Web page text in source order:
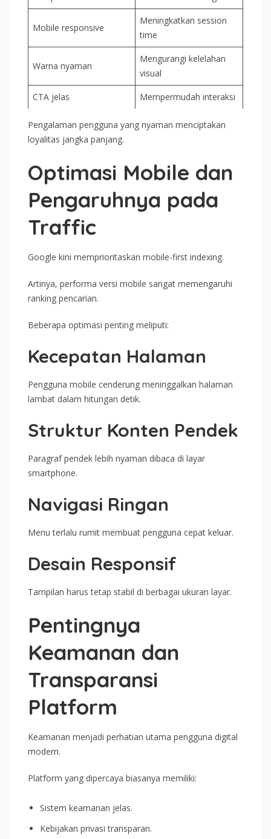
Mobile responsive
Meningkatkan session
time
Warna nyaman
Mengurangi kelelahan
visual
CTA jelas Mempermudah interaksi
Pengalaman pengguna yang nyaman menciptakan
loyalitas jangka panjang.
Optimasi Mobile dan
Pengaruhnya pada
Traffic
Google kini memprioritaskan mobile-first indexing.
Artinya, performa versi mobile sangat memengaruhi
ranking pencarian.
Beberapa optimasi penting meliputi:
Kecepatan Halaman
Pengguna mobile cenderung meninggalkan halaman
lambat dalam hitungan detik.
Struktur Konten Pendek
Paragraf pendek lebih nyaman dibaca di layar
smartphone.
Navigasi Ringan
Menu terlalu rumit membuat pengguna cepat keluar.
Desain Responsif
Tampilan harus tetap stabil di berbagai ukuran layar.
Pentingnya
Keamanan dan
Transparansi
Platform
Keamanan menjadi perhatian utama pengguna digital
modern.
Platform yang dipercaya biasanya memiliki:
Sistem keamanan jelas.
Kebijakan privasi transparan.